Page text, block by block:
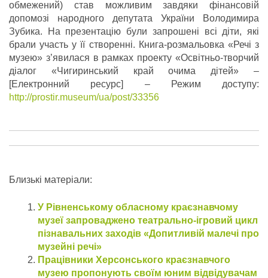
обмежений) став можливим завдяки фінансовій
допомозі народного депутата України Володимира
Зубика. На презентацію були запрошені всі діти, які
брали участь у її створенні. Книга-розмальовка «Речі з
музею» з’явилася в рамках проекту «Освітньо-творчий
діалог «Чигиринський край очима дітей» –
[Електронний ресурс] – Режим доступу:
http://prostir.museum/ua/post/33356
Близькі матеріали:
У Рівненському обласному краєзнавчому
музеї запроваджено театрально-ігровий цикл
пізнавальних заходів «Допитливій малечі про
музейні речі»
Працівники Херсонського краєзнавчого
музею пропонують своїм юним відвідувачам